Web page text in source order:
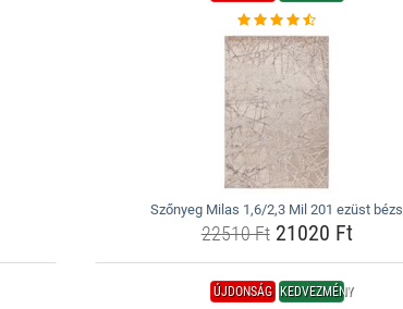
Szőnyeg Milas 1,6/2,3 Mil 201 ezüst bézs
22510 Ft21020 Ft
ÚJDONSÁG KEDVEZMÉNY